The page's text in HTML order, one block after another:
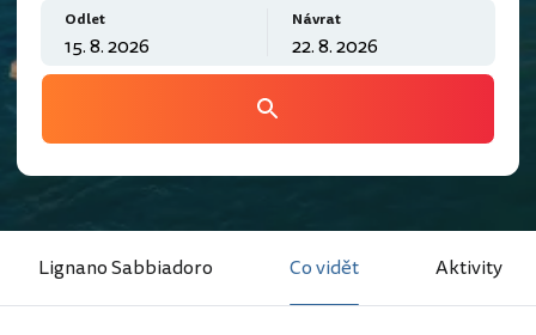
Odlet Návrat
Lignano Sabbiadoro Co vidět Aktivity